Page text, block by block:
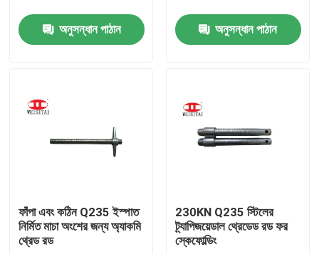
পণ্য
আমাদের সম্পর্কে
মান নিয়ন্ত্রণ
অনুসন্ধান পাঠান অনুসন্ধান পাঠান
ফাঁপা এবং কঠিন Q235 ইস্পাত
নির্মিত মাচা অংশের জন্য অ্যাকমি
থ্রেড রড
230KN Q235 স্টিলের
ট্র্যাপিজয়েডাল থ্রেডেড রড ফর
স্কেফোল্ডিং